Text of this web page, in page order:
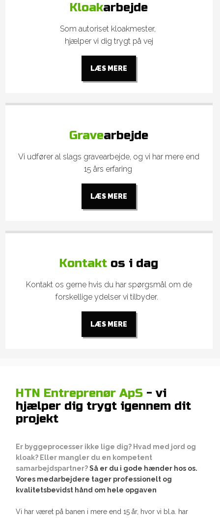
Kloakarbejde
Som autoriset kloakmester,
hjælper vi dig trygt på vej​
LÆS MERE​
Gravearbejde
​Vi udfører al slags gravearbejde, og vi har mere end
15 års erfaring
LÆS MERE​
Kontakt os i dag
Kontakt os gerne hvis du har spørgsmål om de
forskellige ydelser vi tilbyder.
LÆS MERE​
HTN Entreprenør ApS - vi
hjælper dig trygt igennem dit
projekt
Er byggeprocesser ikke lige dig? Hvad med jord og
kloak? Eller mangler du en kompetent
samarbejdspartner?Så er du i gode hænder hos os.
Vores medarbejdere tager professionelt og
kvalitetsbevidst hånd om hele opgaven
Vi har været på banen i mere end 15 år, hvor vi bl.a. har